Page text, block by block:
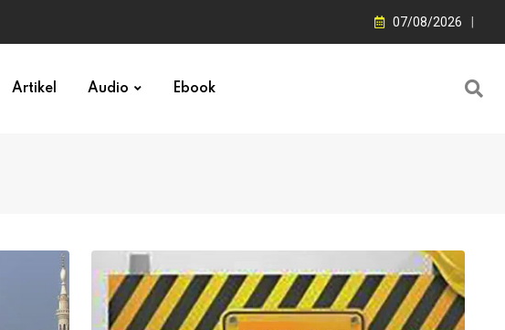
07/08/2026
Artikel Audio Ebook